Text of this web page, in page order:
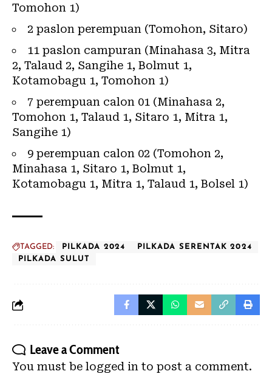
Tomohon 1)
2 paslon perempuan (Tomohon, Sitaro)
11 paslon campuran (Minahasa 3, Mitra
2, Talaud 2, Sangihe 1, Bolmut 1,
Kotamobagu 1, Tomohon 1)
7 perempuan calon 01 (Minahasa 2,
Tomohon 1, Talaud 1, Sitaro 1, Mitra 1,
Sangihe 1)
9 perempuan calon 02 (Tomohon 2,
Minahasa 1, Sitaro 1, Bolmut 1,
Kotamobagu 1, Mitra 1, Talaud 1, Bolsel 1)
TAGGED: PILKADA 2024
PILKADA SERENTAK 2024
PILKADA SULUT
Leave a Comment
You must be logged in to post a comment.